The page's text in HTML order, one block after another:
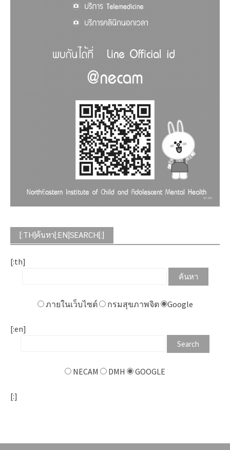
[:TH]ค้นหา[:EN]SEARCH[:]
[:th]
ภายในเว็บไซต์ กรมสุขภาพจิต Google
[:en]
NECAM DMH GOOGLE
[:]